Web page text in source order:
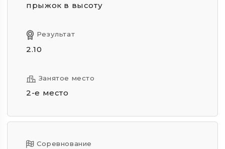
прыжок в высоту
Результат
2.10
Занятое место
2-е место
Соревнование